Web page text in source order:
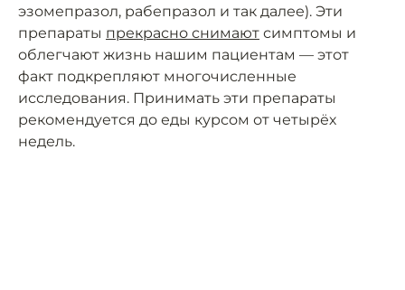
эзомепразол, рабепразол и так далее). Эти
препараты прекрасно снимают симптомы и
облегчают жизнь нашим пациентам — этот
факт подкрепляют многочисленные
исследования. Принимать эти препараты
рекомендуется до еды курсом от четырёх
недель.